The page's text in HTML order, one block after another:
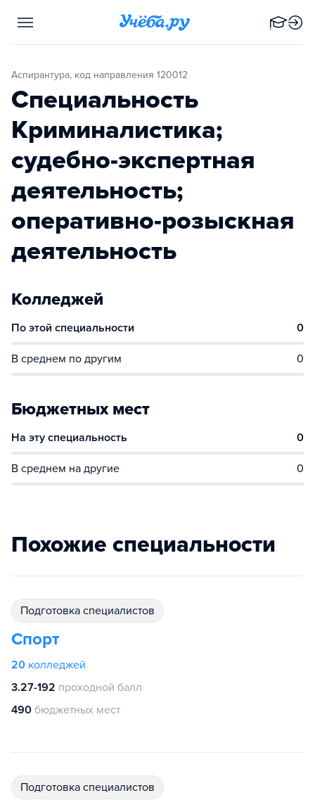
Аспирантура, код направления 120012
Специальность
Криминалистика;
судебно-экспертная
деятельность;
оперативно-розыскная
деятельность
Колледжей
По этой специальности 0
В среднем по другим 0
Бюджетных мест
На эту специальность 0
В среднем на другие 0
Похожие специальности
подготовка специалистов
Спорт
20 колледжей
3.27-192 проходной балл
490 бюджетных мест
подготовка специалистов